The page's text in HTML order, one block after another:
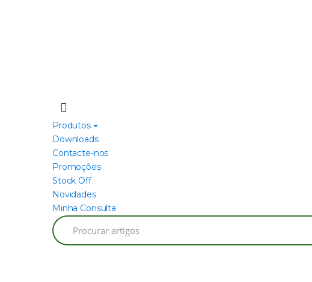
Produtos
Downloads
Contacte-nos
Promoções
Stock Off
Novidades
Minha Consulta
Search
for: